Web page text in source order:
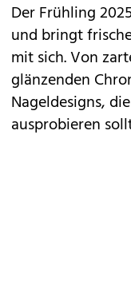
Der Frühling
und bringt
mit sich. Von
glänzenden
Nageldesigns,
ausprobieren